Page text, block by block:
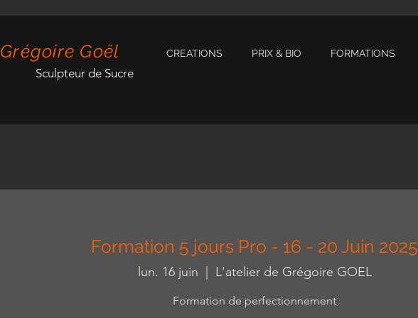
CREATIONS PRIX & BIO FORMATIONS
Grégoire Goël
Sculpteur de Sucre
Formation 5 jours Pro - 16 - 20 Juin 2025
lun. 16 juin L'atelier de Grégoire GOEL
Formation de perfectionnement